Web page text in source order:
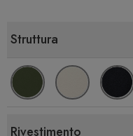
Struttura
Rivestimento